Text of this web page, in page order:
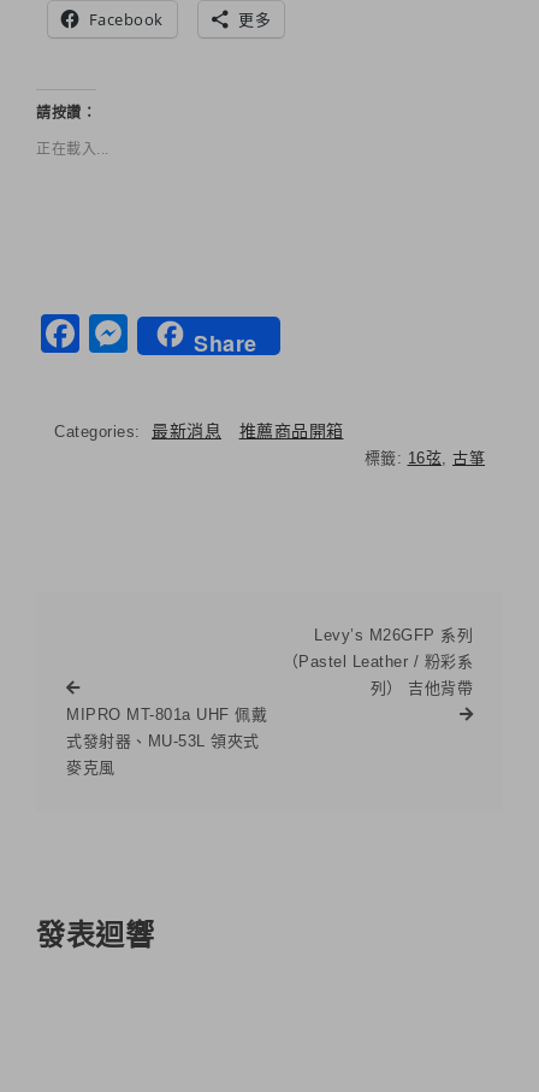
Facebook 更多
請按讚：
正在載入...
Facebook
Messenger
Share
Categories: 最新消息 推薦商品開箱
標籤: 16弦, 古箏
MIPRO MT-801a UHF 佩戴
式發射器、MU-53L 領夾式
麥克風
Levy’s M26GFP 系列
（Pastel Leather / 粉彩系
列） 吉他背帶
發表迴響